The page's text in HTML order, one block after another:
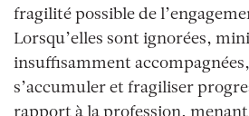
fragilité possible de
Lorsqu’elles sont ignorées,
insuffisamment
s’accumuler et fragiliser